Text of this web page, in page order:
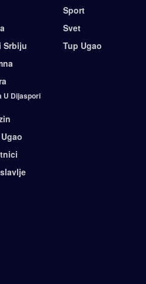
Srbiju
U Dijaspori
Sport
Svet
Tup Ugao